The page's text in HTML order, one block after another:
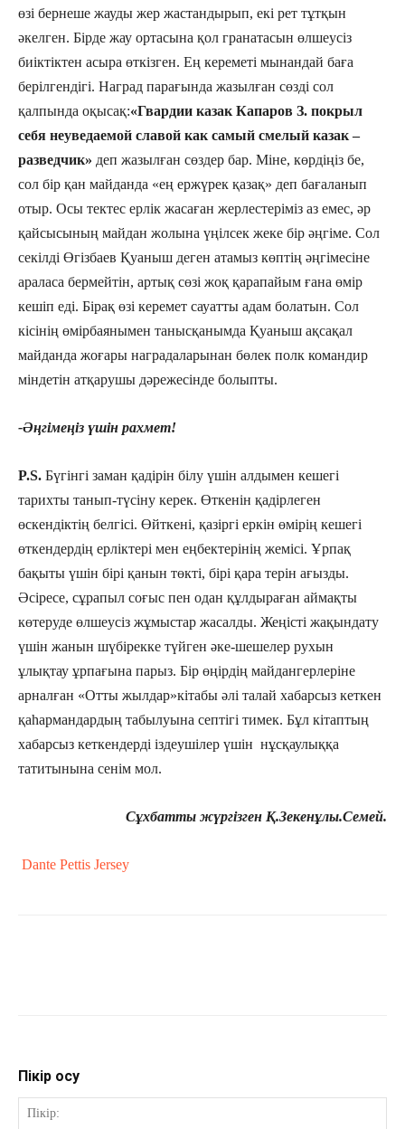
өзі бернеше жауды жер жастандырып, екі рет тұтқын
әкелген. Бірде жау ортасына қол гранатасын өлшеусіз
биіктіктен асыра өткізген. Ең кереметі мынандай баға
берілгендігі. Наград парағында жазылған сөзді сол
қалпында оқысақ:«Гвардии казак Капаров З. покрыл
себя неуведаемой славой как самый смелый казак –
разведчик» деп жазылған сөздер бар. Міне, көрдіңіз бе,
сол бір қан майданда «ең ержүрек қазақ» деп бағаланып
отыр. Осы тектес ерлік жасаған жерлестеріміз аз емес, әр
қайсысының майдан жолына үңілсек жеке бір әңгіме. Сол
секілді Өгізбаев Қуаныш деген атамыз көптің әңгімесіне
араласа бермейтін, артық сөзі жоқ қарапайым ғана өмір
кешіп еді. Бірақ өзі керемет сауатты адам болатын. Сол
кісінің өмірбаянымен танысқанымда Қуаныш ақсақал
майданда жоғары наградаларынан бөлек полк командир
міндетін атқарушы дәрежесінде болыпты.
-Әңгімеңіз үшін рахмет!
P.S. Бүгінгі заман қадірін білу үшін алдымен кешегі
тарихты танып-түсіну керек. Өткенін қадірлеген
өскендіктің белгісі. Өйткені, қазіргі еркін өмірің кешегі
өткендердің ерліктері мен еңбектерінің жемісі. Ұрпақ
бақыты үшін бірі қанын төкті, бірі қара терін ағызды.
Әсіресе, сұрапыл соғыс пен одан құлдыраған аймақты
көтеруде өлшеусіз жұмыстар жасалды. Жеңісті жақындату
үшін жанын шүбірекке түйген әке-шешелер рухын
ұлықтау ұрпағына парыз. Бір өңірдің майдангерлеріне
арналған «Отты жылдар»кітабы әлі талай хабарсыз кеткен
қаһармандардың табылуына септігі тимек. Бұл кітаптың
хабарсыз кеткендерді іздеушілер үшін нұсқаулыққа
татитынына сенім мол.
Сұхбатты жүргізген Қ.Зекенұлы.Семей.
Dante Pettis Jersey
Пікір қосу